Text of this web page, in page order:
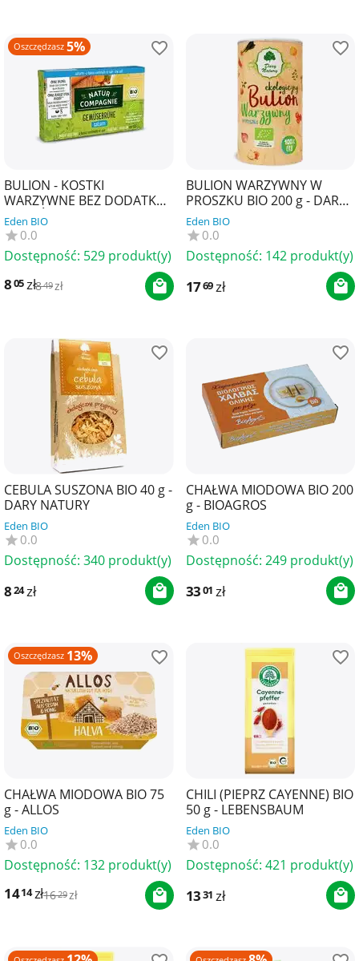
Oszczędzasz 5%
BULION - KOSTKI
WARZYWNE BEZ DODATKU
CUKRÓW O NISKIEJ
ZAWARTOŚCI SOLI BIO (8 x
8,5 g) 6...
Eden BIO
0.0
Dostępność: 529 produkt(y)
805zł849zł
BULION WARZYWNY W
PROSZKU BIO 200 g - DARY
NATURY
Eden BIO
0.0
Dostępność: 142 produkt(y)
1769zł
CEBULA SUSZONA BIO 40 g -
DARY NATURY
Eden BIO
0.0
Dostępność: 340 produkt(y)
824zł
CHAŁWA MIODOWA BIO 200
g - BIOAGROS
Eden BIO
0.0
Dostępność: 249 produkt(y)
3301 zł
Oszczędzasz 13%
CHAŁWA MIODOWA BIO 75
g - ALLOS
Eden BIO
0.0
Dostępność: 132 produkt(y)
1414zł1629zł
CHILI (PIEPRZ CAYENNE) BIO
50 g - LEBENSBAUM
Eden BIO
0.0
Dostępność: 421 produkt(y)
1331 zł